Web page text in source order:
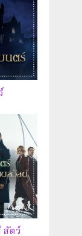
สัตว์